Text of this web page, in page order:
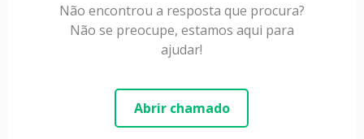
Não encontrou a resposta que procura?
Não se preocupe, estamos aqui para
ajudar!
Abrir chamado